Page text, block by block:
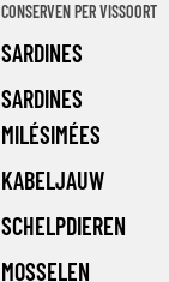
CONSERVEN PER VISSOORT
SARDINES
SARDINES
MILÉSIMÉES
KABELJAUW
SCHELPDIEREN
MOSSELEN